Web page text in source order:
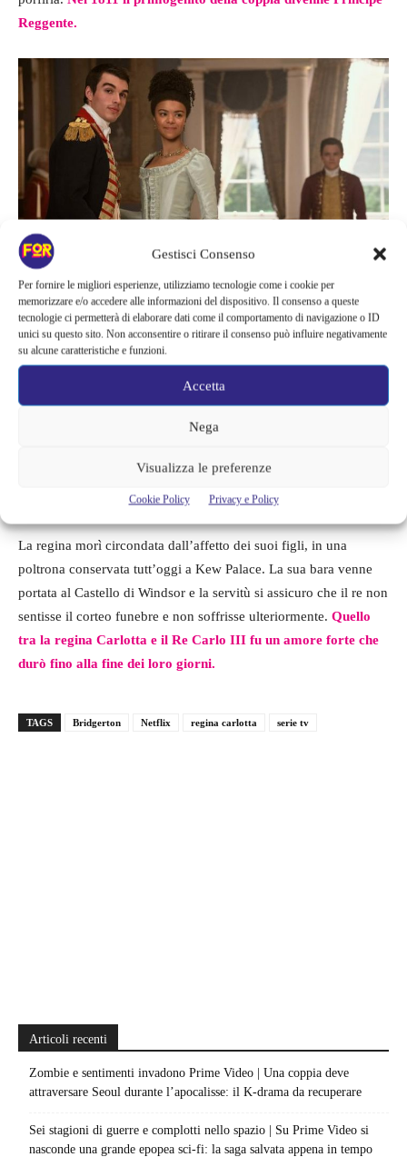
Gestisci Consenso
Per fornire le migliori esperienze, utilizziamo tecnologie come i cookie per
memorizzare e/o accedere alle informazioni del dispositivo. Il consenso a queste
tecnologie ci permetterà di elaborare dati come il comportamento di navigazione o ID
unici su questo sito. Non acconsentire o ritirare il consenso può influire negativamente
su alcune caratteristiche e funzioni.
Accetta
Nega
Visualizza le preferenze
Cookie Policy Privacy e Policy
Reggente.
La regina Carlotta
La vita della regina Carlotta
Anche la regina Carlotta soffrì molto negli ultimi anni della sua
la regnante soffrì di edema
vicina al marito fino alla propria morte, avvenuta nel 1818. Re
Carlo III se ne andrò invece due anni dopo, nel 1820.
La regina morì circondata dall’affetto dei suoi figli, in una
poltrona conservata tutt’oggi a Kew Palace. La sua bara venne
portata al Castello di Windsor e la servitù si assicuro che il re non
sentisse il corteo funebre e non soffrisse ulteriormente. Quello
tra la regina Carlotta e il Re Carlo III fu un amore forte che
durò fino alla fine dei loro giorni.
TAGS Bridgerton Netflix regina carlotta serie tv
Articoli recenti
Zombie e sentimenti invadono Prime Video | Una coppia deve
attraversare Seoul durante l’apocalisse: il K-drama da recuperare
Sei stagioni di guerre e complotti nello spazio | Su Prime Video si
nasconde una grande epopea sci-fi: la saga salvata appena in tempo